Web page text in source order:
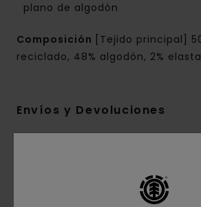
plano de algodón
Composición
[Tejido principal]
reciclado, 48% algodón, 2%
Envíos y Devoluciones